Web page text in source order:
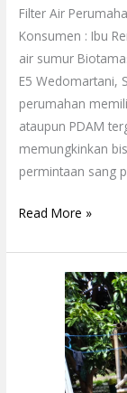
Filter Air
Konsumen : Ibu
air sumur
E5 Wedomartani,
perumahan
ataupun PDAM
memungkinkan
permintaan sang
Read More »